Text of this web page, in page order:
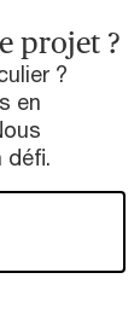
projet ?
?
en
défi.